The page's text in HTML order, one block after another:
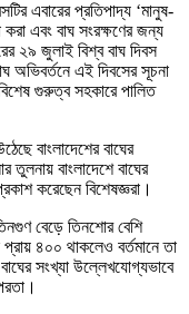
এবারের প্রতিপাদ্য ‘মানুষ-
করা এবং বাঘ সংরক্ষণের জন্য
২৯ জুলাই বিশ্ব বাঘ দিবস
অভিবর্তনে এই দিবসের সূচনা
গুরুত্ব সহকারে পালিত
বাংলাদেশের বাঘের
বাংলাদেশে বাঘের
করেছেন বিশেষজ্ঞরা।
বেড়ে তিনশোর বেশি
৪০০ থাকলেও বর্তমানে তা
সংখ্যা উল্লেখযোগ্যভাবে